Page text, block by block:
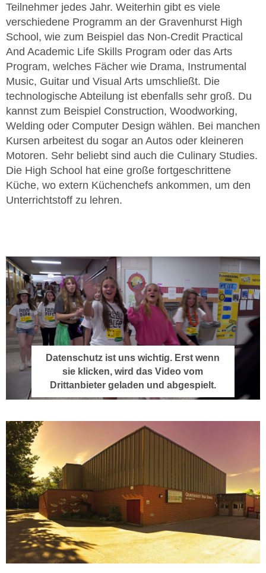
Teilnehmer jedes Jahr. Weiterhin gibt es viele
verschiedene Programm an der Gravenhurst High
School, wie zum Beispiel das Non-Credit Practical
And Academic Life Skills Program oder das Arts
Program, welches Fächer wie Drama, Instrumental
Music, Guitar und Visual Arts umschließt. Die
technologische Abteilung ist ebenfalls sehr groß. Du
kannst zum Beispiel Construction, Woodworking,
Welding oder Computer Design wählen. Bei manchen
Kursen arbeitest du sogar an Autos oder kleineren
Motoren. Sehr beliebt sind auch die Culinary Studies.
Die High School hat eine große fortgeschrittene
Küche, wo extern Küchenchefs ankommen, um den
Unterrichtstoff zu lehren.
Datenschutz ist uns wichtig. Erst wenn
sie klicken, wird das Video vom
Drittanbieter geladen und abgespielt.